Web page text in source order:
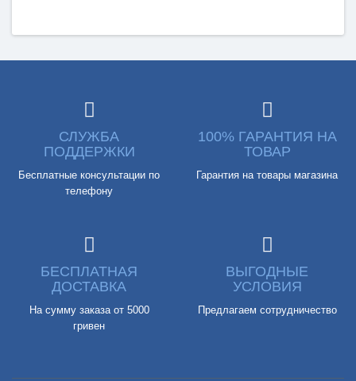
СЛУЖБА
ПОДДЕРЖКИ
Бесплатные консультации по
телефону
100% ГАРАНТИЯ НА
ТОВАР
Гарантия на товары магазина
БЕСПЛАТНАЯ
ДОСТАВКА
На сумму заказа от 5000
гривен
ВЫГОДНЫЕ
УСЛОВИЯ
Предлагаем сотрудничество